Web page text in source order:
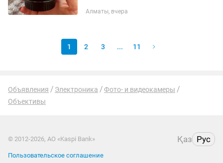
Алматы, вчера
1 2 3 ... 11
Объявления Электроника
Фото- и видеокамеры
Объективы
© 2012-2026, АО «Kaspi Bank» Қаз Рус
Пользовательское соглашение